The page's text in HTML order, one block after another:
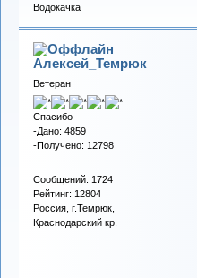
Водокачка
Алексей_Темрюк
Ветеран
Спасибо
-Дано: 4859
-Получено: 12798
Сообщений: 1724
Рейтинг: 12804
Россия, г.Темрюк,
Краснодарский кр.